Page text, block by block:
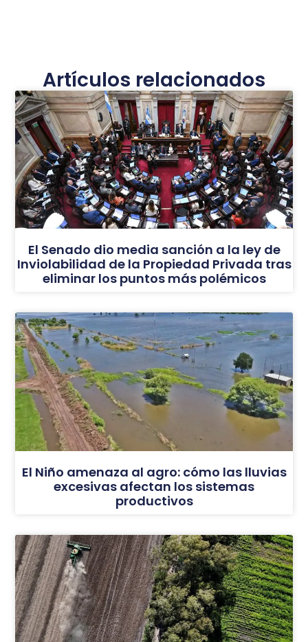
Artículos relacionados
El Senado dio media sanción a la ley de
Inviolabilidad de la Propiedad Privada tras
eliminar los puntos más polémicos
El Niño amenaza al agro: cómo las lluvias
excesivas afectan los sistemas
productivos